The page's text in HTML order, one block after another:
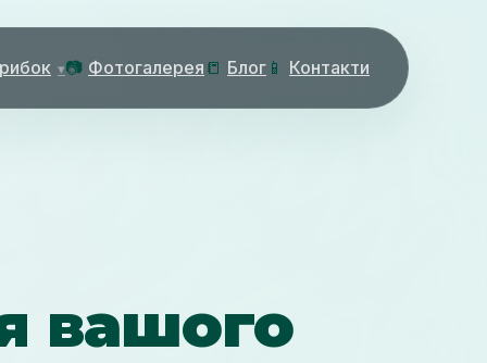
📷 Фотогалерея 📒 Блог 📱 Контакти
вашого